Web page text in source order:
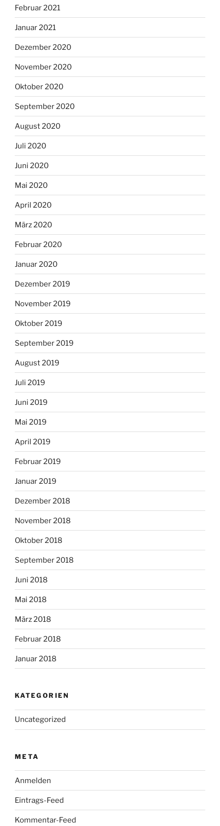
Februar 2021
Januar 2021
Dezember 2020
November 2020
Oktober 2020
September 2020
August 2020
Juli 2020
Juni 2020
Mai 2020
April 2020
März 2020
Februar 2020
Januar 2020
Dezember 2019
November 2019
Oktober 2019
September 2019
August 2019
Juli 2019
Juni 2019
Mai 2019
April 2019
Februar 2019
Januar 2019
Dezember 2018
November 2018
Oktober 2018
September 2018
Juni 2018
Mai 2018
März 2018
Februar 2018
Januar 2018
KATEGORIEN
Uncategorized
META
Anmelden
Eintrags-Feed
Kommentar-Feed